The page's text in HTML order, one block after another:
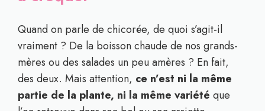
Quand on parle de chicorée, de quoi s’agit-il
vraiment ? De la boisson chaude de nos grands-
mères ou des salades un peu amères ? En fait,
des deux. Mais attention, ce n’est ni la même
partie de la plante, ni la même variété que